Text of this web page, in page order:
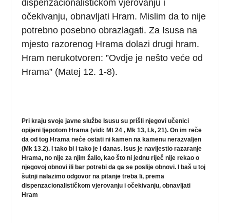
dispenzacionalističkom vjerovanju i
očekivanju, obnavljati Hram. Mislim da to nije
potrebno posebno obrazlagati. Za Isusa na
mjesto razorenog Hrama dolazi drugi hram.
Hram nerukotvoren: ”Ovdje je nešto veće od
Hrama” (Matej 12. 1-8).
Pri kraju svoje javne službe Isusu su prišli njegovi učenici
opijeni ljepotom Hrama (vidi: Mt 24 , Mk 13, Lk, 21). On im reče
da od tog Hrama neće ostati ni kamen na kamenu nerazvaljen
(Mk 13.2). I tako bi i tako je i danas. Isus je navijestio razaranje
Hrama, no nije za njim žalio, kao što ni jednu riječ nije rekao o
njegovoj obnovi ili bar potrebi da ga se poslije obnovi. I baš u toj
šutnji nalazimo odgovor na pitanje treba li, prema
dispenzacionalističkom vjerovanju i očekivanju, obnavljati
Hram